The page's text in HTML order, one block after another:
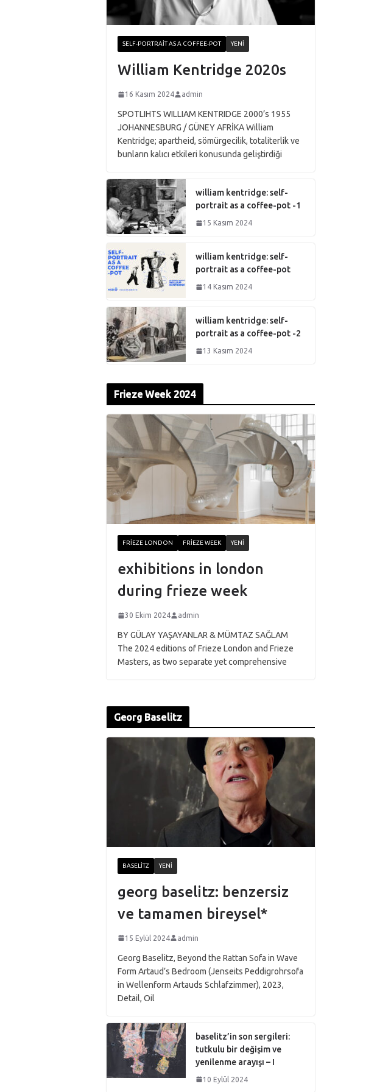
SELF-PORTRAIT AS A COFFEE-POT YENI
William Kentridge 2020s
16 Kasım 2024 admin
SPOTLIHTS WILLIAM KENTRIDGE 2000’s 1955
JOHANNESBURG / GÜNEY AFRİKA William
Kentridge; apartheid, sömürgecilik, totaliterlik ve
bunların kalıcı etkileri konusunda geliştirdiği
william kentridge: self-
portrait as a coffee-pot -1
15 Kasım 2024
william kentridge: self-
portrait as a coffee-pot
14 Kasım 2024
william kentridge: self-
portrait as a coffee-pot -2
13 Kasım 2024
Frieze Week 2024
FRIEZE LONDON FRIEZE WEEK YENI
exhibitions in london
during frieze week
30 Ekim 2024 admin
BY GÜLAY YAŞAYANLAR & MÜMTAZ SAĞLAM
The 2024 editions of Frieze London and Frieze
Masters, as two separate yet comprehensive
Georg Baselitz
BASELITZ YENI
georg baselitz: benzersiz
ve tamamen bireysel*
15 Eylül 2024 admin
Georg Baselitz, Beyond the Rattan Sofa in Wave
Form Artaud’s Bedroom (Jenseits Peddigrohrsofa
in Wellenform Artauds Schlafzimmer), 2023,
Detail, Oil
baselitz’in son sergileri:
tutkulu bir değişim ve
yenilenme arayışı – I
10 Eylül 2024